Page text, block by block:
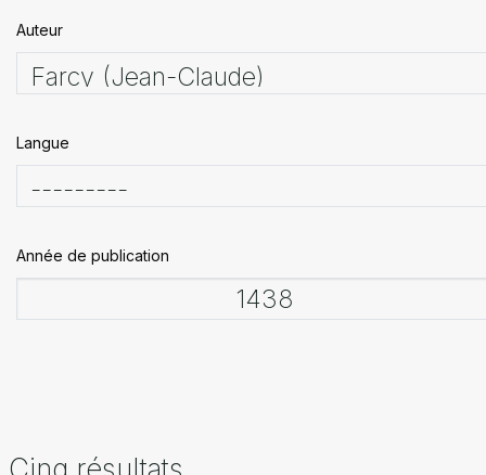
Auteur
Langue
Année de publication